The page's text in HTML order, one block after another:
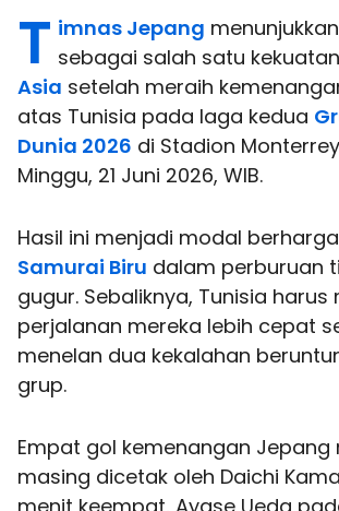
T imnas Jepang
sebagai salah satu kekuatan
Asia setelah meraih
atas Tunisia pada laga kedua
Dunia 2026 di Stadion
Minggu, 21 Juni 2026, WIB.
Hasil ini menjadi modal
Samurai Biru dalam perburuan
gugur. Sebaliknya, Tunisia harus
perjalanan mereka lebih cepat
menelan dua kekalahan
grup.
Empat gol kemenangan Jepang
masing dicetak oleh Daichi